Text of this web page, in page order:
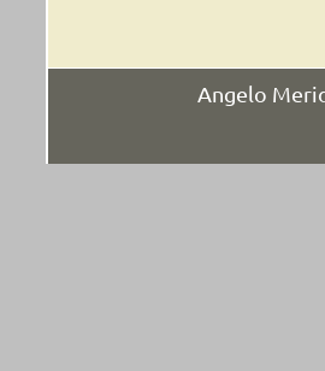
Angelo